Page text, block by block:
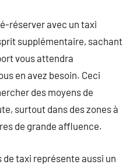
réserver avec un taxi
supplémentaire, sachant
vous attendra
en avez besoin. Ceci
des moyens de
surtout dans des zones à
de grande affluence.
taxi représente aussi un